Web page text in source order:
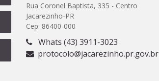
Rua Coronel Baptista, 335 - Centro
Jacarezinho-PR
Cep: 86400-000
Whats (43) 3911-3023
protocolo@jacarezinho.pr.gov.br